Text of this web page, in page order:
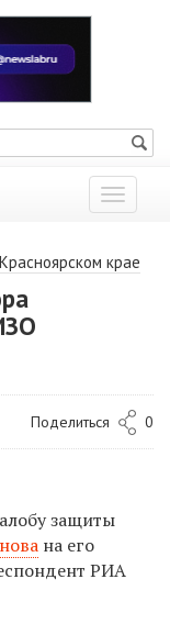
Показать
меню
крае
Поделиться 0
защиты
на его
РИА